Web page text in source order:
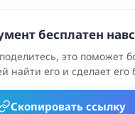
бесплатен
это поможет
найти его и сделает
Скопировать ссылку